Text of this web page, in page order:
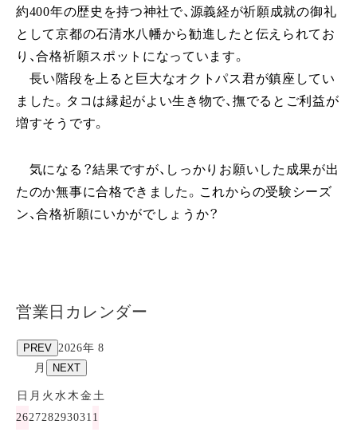
約400年の歴史を持つ神社で、源義経が祈願成就の御礼
として京都の石清水八幡から勧進したと伝えられてお
り、合格祈願スポットになっています。
長い階段を上ると巨大なオクトパス君が鎮座してい
ました。タコは縁起がよい生き物で、撫でるとご利益が
増すそうです。
気になる？結果ですが、しっかりお願いした成果が出
たのか無事に合格できました。これからの受験シーズ
ン、合格祈願にいかがでしょうか？
営業日カレンダー
PREV 2026年 8
月
NEXT
日 月 火 水木 金 土
262728293031 1